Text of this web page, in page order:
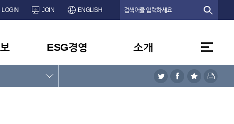
LOGIN JOIN ENGLISH
ESG경영 소개